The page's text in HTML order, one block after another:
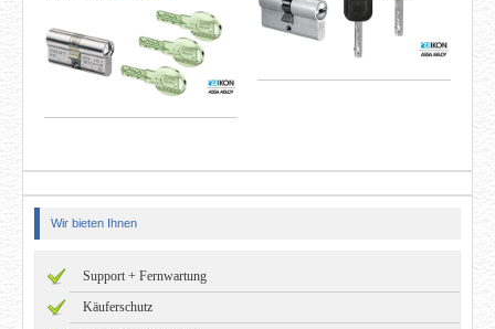
Wir bieten Ihnen
Support + Fernwartung
Käuferschutz